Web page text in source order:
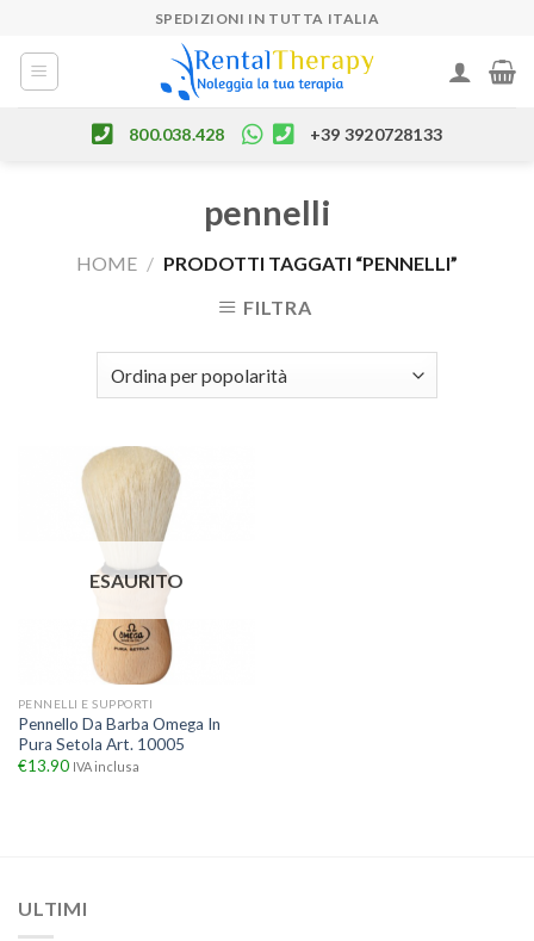
content
SPEDIZIONI IN TUTTA ITALIA
800.038.428 +39 3920728133
pennelli
HOME / PRODOTTI TAGGATI “PENNELLI”
FILTRA
ESAURITO
PENNELLI E SUPPORTI
Pennello Da Barba Omega In
Pura Setola Art. 10005
€13.90 IVA inclusa
ULTIMI